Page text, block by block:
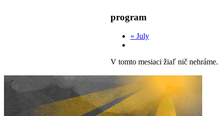
program
« July
V tomto mesiaci žiaľ nič nehráme.